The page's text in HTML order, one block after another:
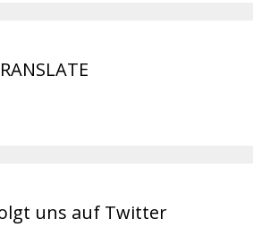
uns auf Twitter